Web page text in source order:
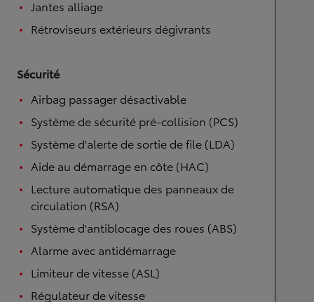
Jantes alliage
Rétroviseurs extérieurs dégivrants
Sécurité
Airbag passager désactivable
Système de sécurité pré-collision (PCS)
Système d'alerte de sortie de file (LDA)
Aide au démarrage en côte (HAC)
Lecture automatique des panneaux de
circulation (RSA)
Système d'antiblocage des roues (ABS)
Alarme avec antidémarrage
Limiteur de vitesse (ASL)
Régulateur de vitesse